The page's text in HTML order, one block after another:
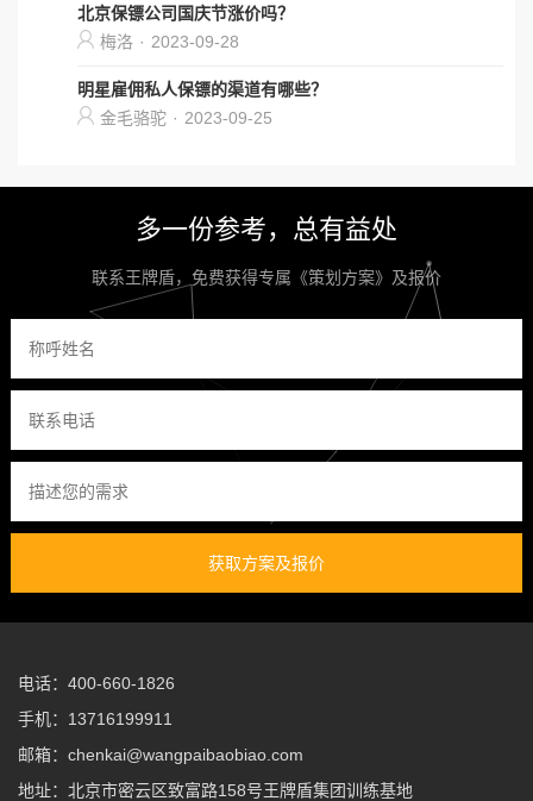
北京保镖公司国庆节涨价吗？
梅洛 · 2023-09-28
明星雇佣私人保镖的渠道有哪些？
金毛骆驼 · 2023-09-25
多一份参考，总有益处
联系王牌盾，免费获得专属《策划方案》及报价
获取方案及报价
电话：400-660-1826
手机：13716199911
邮箱：chenkai@wangpaibaobiao.com
地址：北京市密云区致富路158号王牌盾集团训练基地